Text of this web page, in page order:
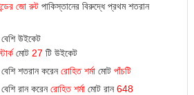
জো রুট পাকিস্তানের বিরুদ্ধে প্রথম শতরান
উইকেট
মোট 27 টি উইকেট
শতরান করেনরোহিত শর্মা মোট পাঁচটি
রান করেনরোহিত শর্মা মোট রান648